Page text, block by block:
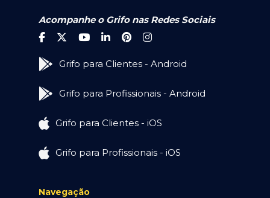
Acompanhe o Grifo nas Redes Sociais
Grifo para Clientes - Android
Grifo para Profissionais - Android
Grifo para Clientes - iOS
Grifo para Profissionais - iOS
Navegação